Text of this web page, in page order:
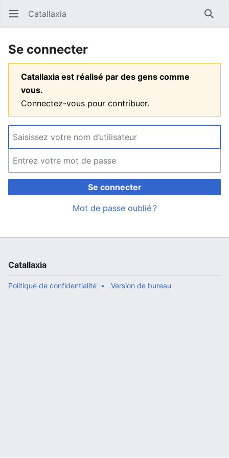
Ouvrir le menu principal Catallaxia
Se connecter
Catallaxia est réalisé par des gens comme
vous.
Connectez-vous pour contribuer.
Se connecter
Mot de passe oublié ?
Catallaxia
Politique de confidentialité Version de bureau